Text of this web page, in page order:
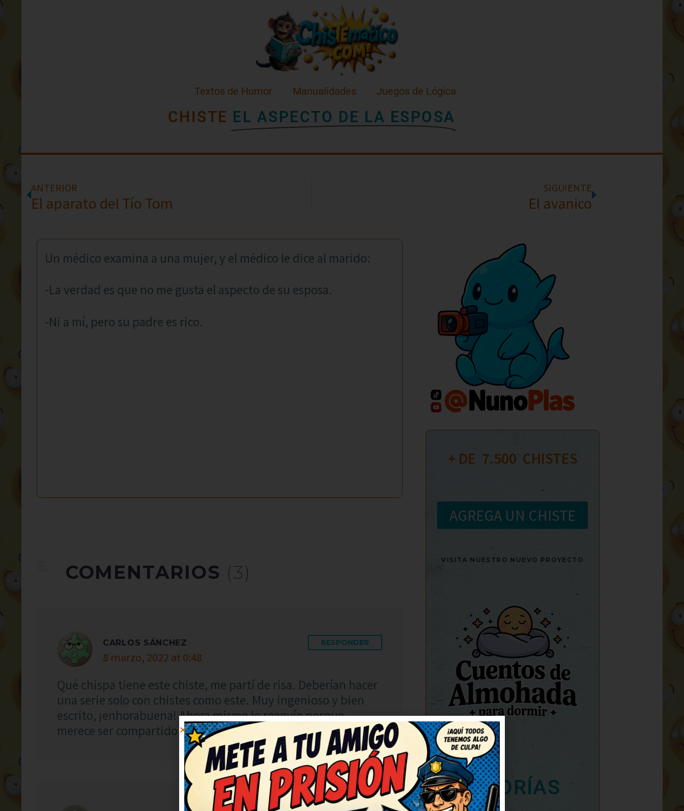
Textos de Humor Manualidades Juegos de Lógica
CHISTE EL ASPECTO DE LA ESPOSA
ANTERIOR
El aparato del Tío Tom
SIGUIENTE
El avanico
Un médico examina a una mujer, y el médico le dice al marido:
-La verdad es que no me gusta el aspecto de su esposa.
-Ni a mí, pero su padre es rico.
COMENTARIOS (3)
CARLOS SÁNCHEZ
8 marzo, 2022 at 0:48
RESPONDER
Qué chispa tiene este chiste, me partí de risa. Deberían hacer
una serie solo con chistes como este. Muy ingenioso y bien
escrito, ¡enhorabuena! Ahora mismo lo reenvío porque
merece ser compartido.
+ DE 7.500
  CHISTES
AGREGA UN CHISTE
VISITA NUESTRO NUEVO PROYECTO
CATEGORÍAS